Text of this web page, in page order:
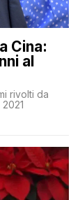
Cina:
al
rivolti da